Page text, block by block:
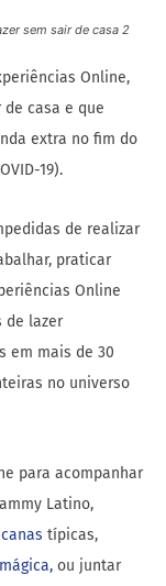
sem sair de casa 2
Online,
casa e que
extra no fim do
19).
de realizar
praticar
Online
de lazer
em mais de 30
no universo
para acompanhar
Latino,
canas típicas,
mágica, ou juntar